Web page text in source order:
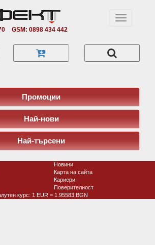
GSM: 0898 434 442
Toggle
Промоции
Най-нови
Най-търсени
Новини
Карта на сайта
Кариери
Поверитeлност
курс: 1 EUR = 1.95583 BGN